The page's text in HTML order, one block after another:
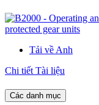
Tải về Anh
Chi tiết Tài liệu
Các danh mục